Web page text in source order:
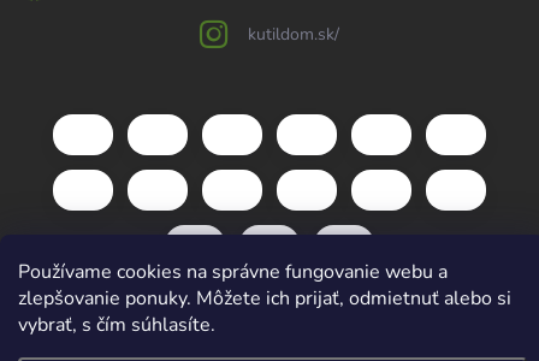
Používame cookies na správne fungovanie webu a
zlepšovanie ponuky. Môžete ich prijať, odmietnuť alebo si
vybrať, s čím súhlasíte.
kutildom.sk/
Copyright 2026kutildom.sk